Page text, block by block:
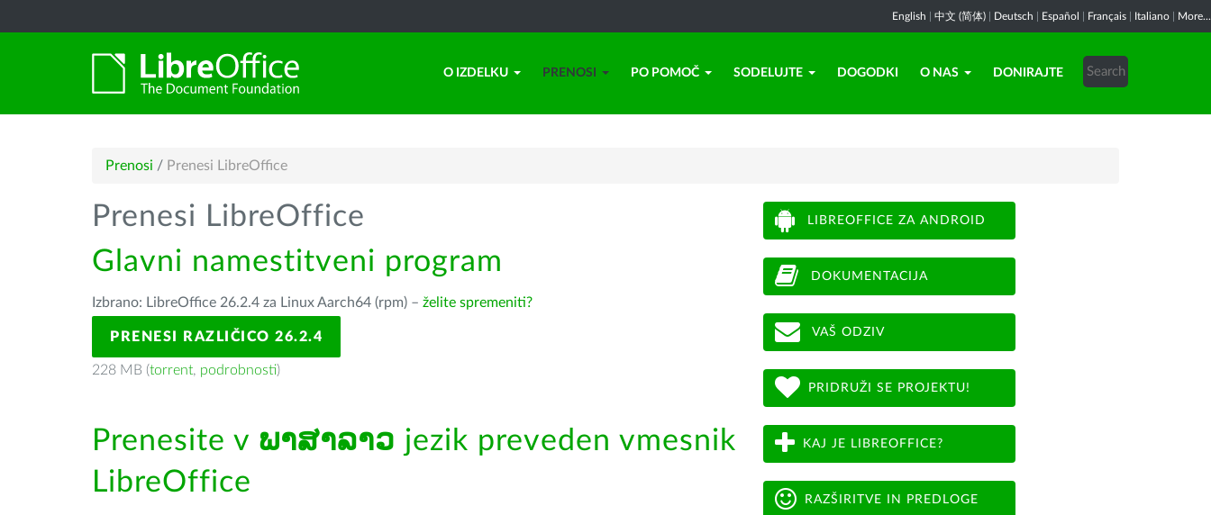
English 中文 (简体) Deutsch Español Français Italiano More...
O IZDELKU PRENOSI PO POMOČ SODELUJTE DOGODKI O NAS DONIRAJTE
Prenosi / Prenesi LibreOffice
Prenesi LibreOffice
Glavni namestitveni program
Izbrano: LibreOffice 26.2.4 za Linux Aarch64 (rpm) – želite spremeniti?
PRENESI RAZLIČICO 26.2.4
228 MB (torrent, podrobnosti)
Prenesite v ພາສາລາວ jezik preveden vmesnik
LibreOffice
LIBREOFFICE ZA ANDROID
DOKUMENTACIJA
VAŠ ODZIV
PRIDRUŽI SE PROJEKTU!
KAJ JE LIBREOFFICE?
RAZŠIRITVE IN PREDLOGE